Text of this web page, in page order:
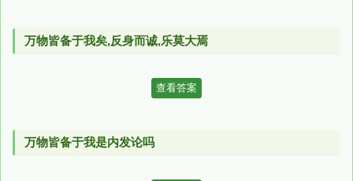
万物皆备于我矣,反身而诚,乐莫大焉
查看答案
万物皆备于我是内发论吗